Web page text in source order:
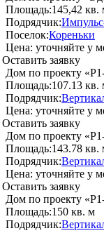
Площадь:145,42 кв.
Подрядчик:
Поселок:Кореньки
Цена: уточняйте у
Оставить заявку
Дом по проекту
Площадь:107.13 кв.
Подрядчик:
Цена: уточняйте у
Оставить заявку
Дом по проекту
Площадь:143.78 кв.
Подрядчик:
Цена: уточняйте у
Оставить заявку
Дом по проекту
Площадь:150 кв. м
Подрядчик: